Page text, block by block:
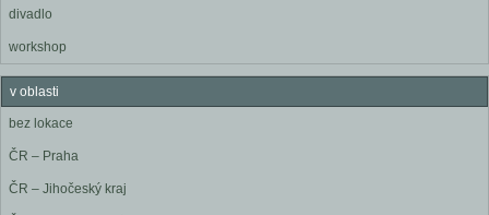
divadlo
workshop
v oblasti
bez lokace
ČR – Praha
ČR – Jihočeský kraj